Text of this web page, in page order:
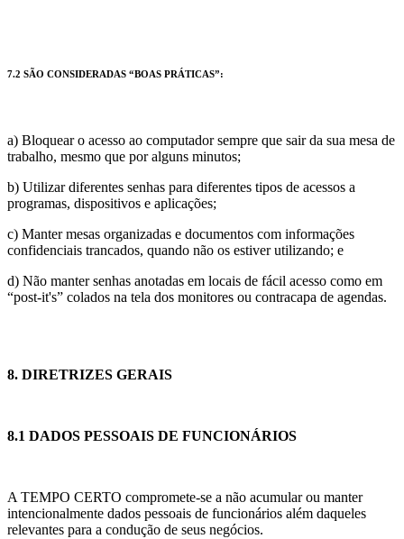
7.2 SÃO CONSIDERADAS “BOAS PRÁTICAS”:
a) Bloquear o acesso ao computador sempre que sair da sua mesa de
trabalho, mesmo que por alguns minutos;
b) Utilizar diferentes senhas para diferentes tipos de acessos a
programas, dispositivos e aplicações;
c) Manter mesas organizadas e documentos com informações
confidenciais trancados, quando não os estiver utilizando; e
d) Não manter senhas anotadas em locais de fácil acesso como em
“post-it's” colados na tela dos monitores ou contracapa de agendas.
8. DIRETRIZES GERAIS
8.1 DADOS PESSOAIS DE FUNCIONÁRIOS
A TEMPO CERTO compromete-se a não acumular ou manter
intencionalmente dados pessoais de funcionários além daqueles
relevantes para a condução de seus negócios.